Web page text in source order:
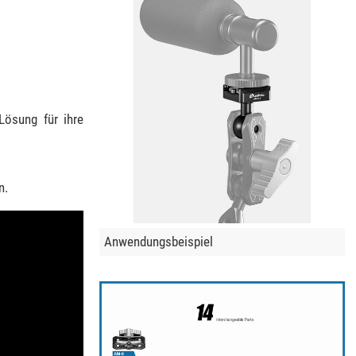
für ihre
Anwendungsbeispiel